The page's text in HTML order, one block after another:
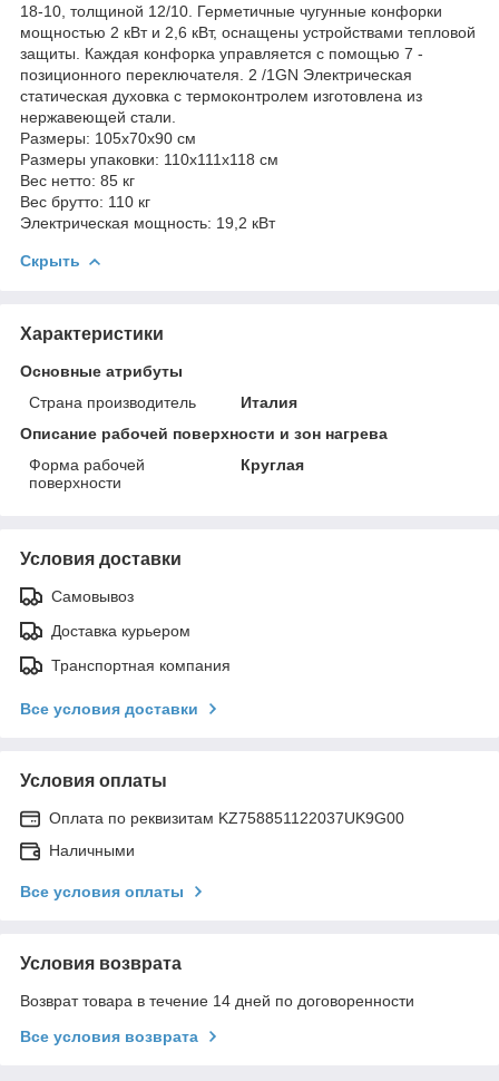
18-10, толщиной 12/10. Герметичные чугунные конфорки
мощностью 2 кВт и 2,6 кВт, оснащены устройствами тепловой
защиты. Каждая конфорка управляется с помощью 7 -
позиционного переключателя. 2 /1GN Электрическая
статическая духовка с термоконтролем изготовлена из
нержавеющей стали.
Размеры: 105x70x90 см
Размеры упаковки: 110x111x118 см
Вес нетто: 85 кг
Вес брутто: 110 кг
Электрическая мощность: 19,2 кВт
Скрыть
Характеристики
Основные атрибуты
Страна производитель
Италия
Описание рабочей поверхности и зон нагрева
Форма рабочей
поверхности
Круглая
Условия доставки
Самовывоз
Доставка курьером
Транспортная компания
Все условия доставки
Условия оплаты
Оплата по реквизитам KZ758851122037UK9G00
Наличными
Все условия оплаты
Условия возврата
Возврат товара в течение 14 дней по договоренности
Все условия возврата